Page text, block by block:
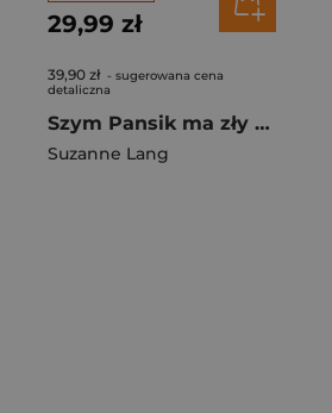
29,99 zł
39,90 zł - sugerowana cena
detaliczna
Szym Pansik ma zły humor
Suzanne Lang